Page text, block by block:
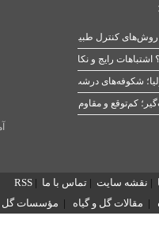
رایج و نکات طلایی
شکوفه‌های درشت در بهار
| نقشه سایت | تماس با ما |
RSS
| مقالات گل و گیاه | مؤسسات گل